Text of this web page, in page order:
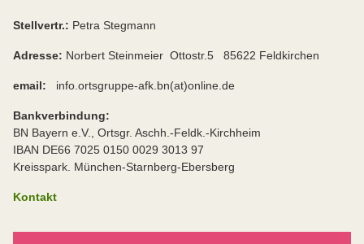
Stellvertr.: Petra Stegmann
Adresse: Norbert Steinmeier Ottostr.5 85622 Feldkirchen
email: info.ortsgruppe-afk.bn(at)online.de
Bankverbindung:
BN Bayern e.V., Ortsgr. Aschh.-Feldk.-Kirchheim
IBAN DE66 7025 0150 0029 3013 97
Kreisspark. München-Starnberg-Ebersberg
Kontakt